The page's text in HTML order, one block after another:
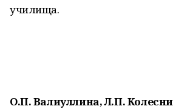
училища.
О.П. Валиуллина, Л.П.